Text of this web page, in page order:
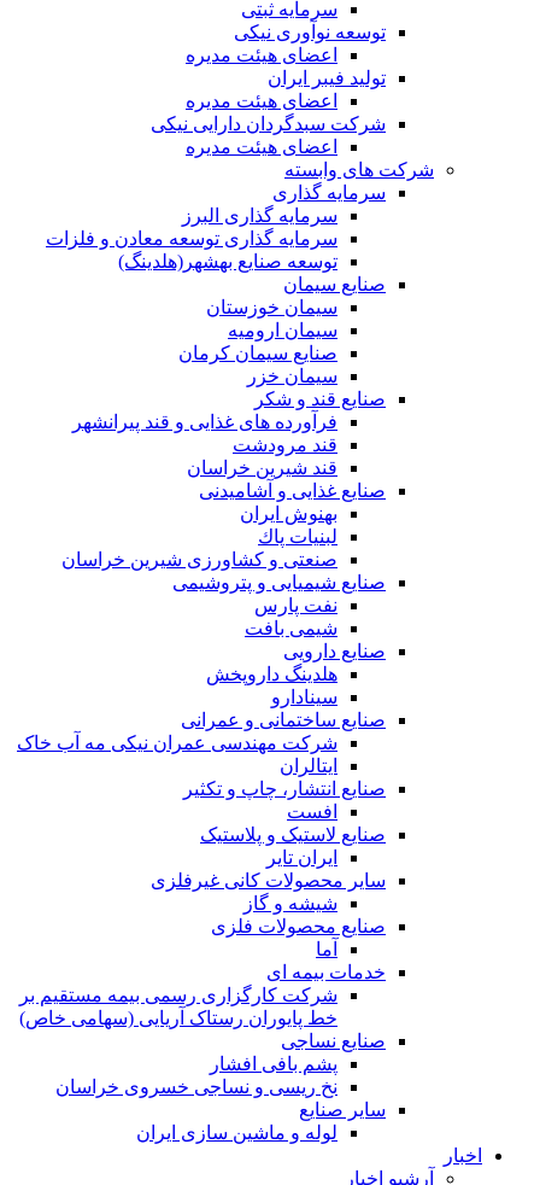
سرمایه ثبتی
توسعه نوآوری نیکی
اعضای هیئت مدیره
تولید فیبر ایران
اعضای هیئت مدیره
شرکت سبدگردان دارایی نیکی
اعضای هیئت مدیره
شرکت های وابسته
سرمایه گذاری
سرمایه گذاری البرز
سرمایه گذاری توسعه معادن و فلزات
توسعه‌ صنایع‌ بهشهر(هلدینگ)
صنایع سیمان
سیمان خوزستان
سیمان ارومیه
صنایع سیمان کرمان
سیمان خزر
صنایع قند و شکر
فرآورده های غذایی و قند پیرانشهر
قند مرودشت
قند شیرین خراسان
صنایع غذايی و آشاميدنی
بهنوش ایران
لبنيات پاك
صنعتی و کشاورزی شیرین خراسان
صنایع شیمیایی و پتروشیمی
نفت پارس
شیمی بافت
صنایع دارویی
هلدینگ داروپخش
سینادارو
صنایع ساختمانی و عمرانی
شرکت مهندسی عمران نیکی مه آب خاک
ایتالران
صنایع انتشار، چاپ و تکثير
افست
صنایع لاستیک و پلاستیک
ایران تایر
ساير محصولات كانی غيرفلزی
شیشه و گاز
صنایع محصولات فلزی
آما
خدمات بیمه ای
شرکت کارگزاری رسمی بیمه مستقیم بر
خط پایوران رستاک آریایی (سهامی خاص)
صنایع نساجی
پشم بافی افشار
نخ ریسی و نساجی خسروی خراسان
سایر صنایع
لوله و ماشین سازی ایران
اخبار
آرشیو اخبار